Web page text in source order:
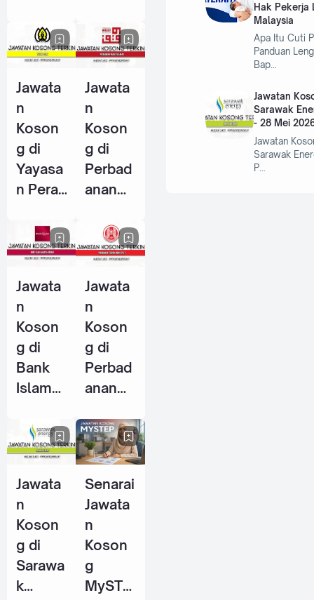
n Johor
- 10
2026
Perfor
Excelle
nce
(SCOP
E) - 15
Jun
2026
Jawata
n
Koson
g di
Yayasa
n Perak
Jun
2026
Jawata
n
Koson
g di
Perbad
anan
Selang
or - 5
2026
Jawata
n
Koson
g di
Bank
Islam
Berhad
- 25
Jun
2026
Jawata
n
Koson
g di
Perbad
anan
m
Johor
(PSJ) -
29 Mei
2026
Jawata
n
Koson
g di
Sarawa
k
Senarai
Jawata
n
Koson
g
MySTE
Hak Pekerja
Malaysia
Apa Itu Cuti
Panduan
Bap…
Jawatan
Sarawak
- 28 Mei
Jawatan
Sarawak
P…